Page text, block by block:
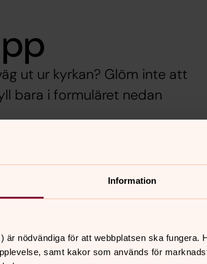
Information
är nödvändiga för att webbplatsen ska fungera.
samt kakor som används för
ut ur kyrkan? Glöm inte att
bara i formuläret nedan